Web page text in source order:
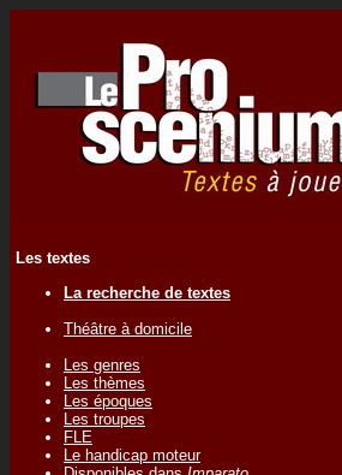
Les textes
La recherche de textes
Théâtre à domicile
Les genres
Les thèmes
Les époques
Les troupes
FLE
Le handicap moteur